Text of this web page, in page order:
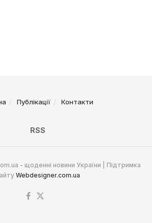
Публікації Контакти
RSS
- щоденні новини України | Підтримка
Webdesigner.com.ua